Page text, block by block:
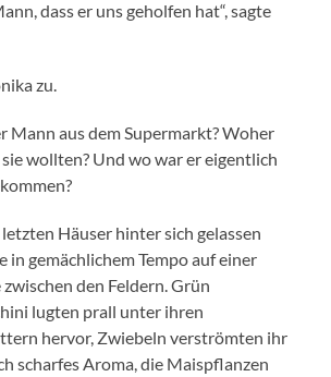
dass er uns geholfen hat“, sagte
zu.
Mann aus dem Supermarkt? Woher
wollten? Und wo war er eigentlich
Häuser hinter sich gelassen
in gemächlichem Tempo auf einer
den Feldern. Grün
lugten prall unter ihren
hervor, Zwiebeln verströmten ihr
scharfes Aroma, die Maispflanzen